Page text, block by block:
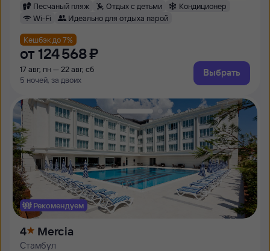
Песчаный пляж
Отдых с детьми
Кондиционер
Wi-Fi
Идеально для отдыха парой
Кешбэк до 7%
от 124 ⁠568 ⁠₽
17 авг, пн — 22 авг, сб
5 ночей, за двоих
Выбрать
Рекомендуем
4 Mercia
Стамбул